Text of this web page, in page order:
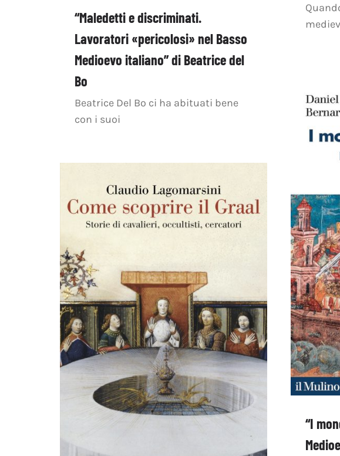
“Maledetti e discriminati.
Lavoratori «pericolosi» nel Basso
Medioevo italiano” di Beatrice del
Bo
Beatrice Del Bo ci ha abituati bene
con i suoi
“I